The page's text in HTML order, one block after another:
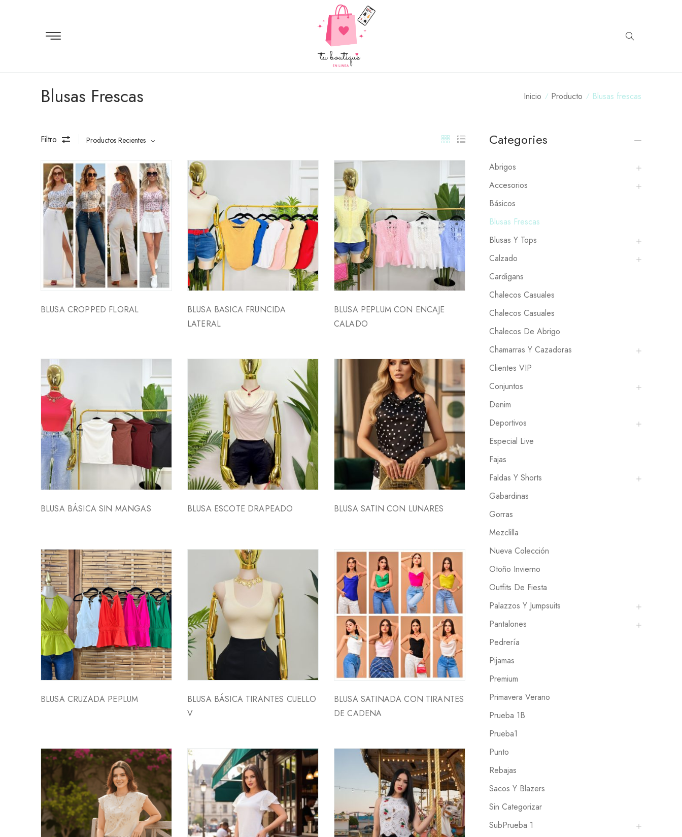
Blusas Frescas Inicio Producto Blusas frescas
Filtro
BLUSA CROPPED FLORAL
BLUSA BASICA FRUNCIDA
LATERAL
BLUSA PEPLUM CON ENCAJE
CALADO
BLUSA BÁSICA SIN MANGAS BLUSA ESCOTE DRAPEADO BLUSA SATIN CON LUNARES
BLUSA CRUZADA PEPLUM
BLUSA BÁSICA TIRANTES CUELLO
V
BLUSA SATINADA CON TIRANTES
DE CADENA
Categories
Abrigos
Accesorios
Básicos
Blusas Frescas
Blusas Y Tops
Calzado
Cardigans
Chalecos Casuales
Chalecos Casuales
Chalecos De Abrigo
Chamarras Y Cazadoras
Clientes VIP
Conjuntos
Denim
Deportivos
Especial Live
Fajas
Faldas Y Shorts
Gabardinas
Gorras
Mezclilla
Nueva Colección
Otoño Invierno
Outfits De Fiesta
Palazzos Y Jumpsuits
Pantalones
Pedrería
Pijamas
Premium
Primavera Verano
Prueba 1B
Prueba1
Punto
Rebajas
Sacos Y Blazers
Sin Categorizar
SubPrueba 1